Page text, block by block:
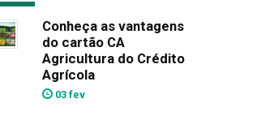
Conheça as vantagens
do cartão CA
Agricultura do Crédito
Agrícola
03 fev